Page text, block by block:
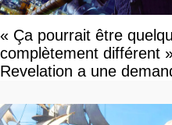
« Ça pourrait être
complètement différent
Revelation a une